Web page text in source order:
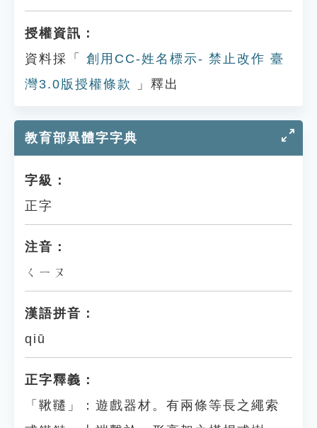
授權資訊：
資料採「
創用CC-姓名標示- 禁止改作 臺
灣3.0版授權條款
」釋出
教育部異體字字典
字級：
正字
注音：
ㄑㄧㄡ
漢語拼音：
qiū
正字釋義：
「鞦韆」：遊戲器材。有兩條等長之繩索